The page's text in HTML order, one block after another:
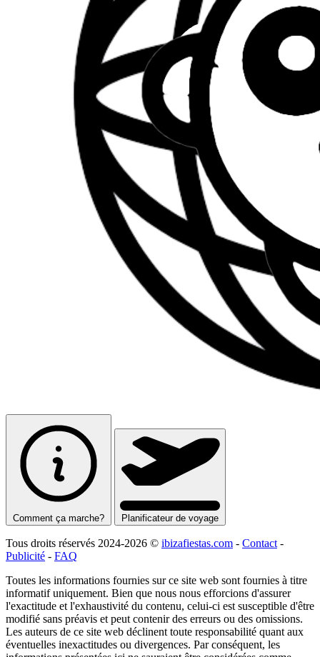
Comment ça marche? Planificateur de voyage
Tous droits réservés 2024-2026 © ibizafiestas.com - Contact -
Publicité - FAQ
Toutes les informations fournies sur ce site web sont fournies à titre
informatif uniquement. Bien que nous nous efforcions d'assurer
l'exactitude et l'exhaustivité du contenu, celui-ci est susceptible d'être
modifié sans préavis et peut contenir des erreurs ou des omissions.
Les auteurs de ce site web déclinent toute responsabilité quant aux
éventuelles inexactitudes ou divergences. Par conséquent, les